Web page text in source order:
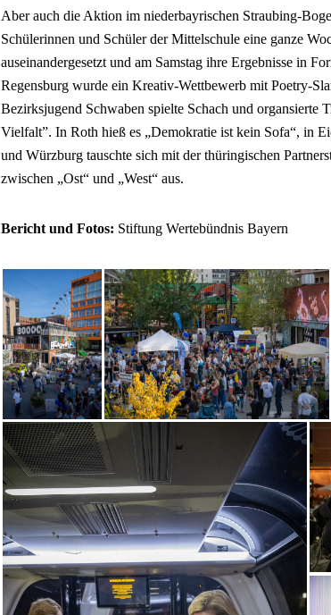
Aber auch die Aktion im niederbayrischen Straubing-
Schülerinnen und Schüler der Mittelschule eine ganze
auseinandergesetzt und am Samstag ihre Ergebnisse in
Regensburg wurde ein Kreativ-Wettbewerb mit Poetry-
Bezirksjugend Schwaben spielte Schach und organsierte
Vielfalt”. In Roth hieß es „Demokratie ist kein Sofa“, in
und Würzburg tauschte sich mit der thüringischen
zwischen „Ost“ und „West“ aus.
Bericht und Fotos: Stiftung Wertebündnis Bayern